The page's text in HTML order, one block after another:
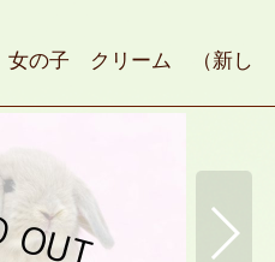
女の子 クリーム （新し